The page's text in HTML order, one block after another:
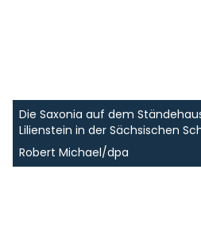
Die Saxonia auf dem
Lilienstein in der Sächsischen
Robert Michael/dpa